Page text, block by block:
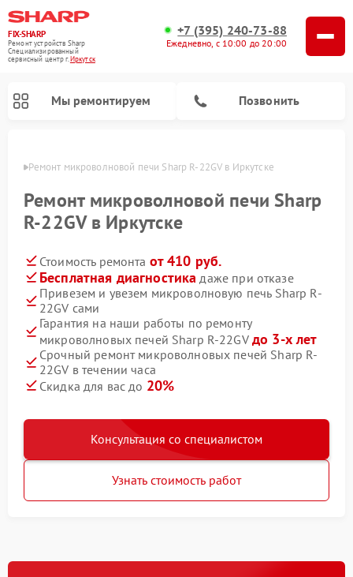
FIX-SHARP
Ремонт устройств Sharp
Специализированный
cервисный центр г.Иркутск
+7 (395) 240-73-88
Ежедневно, с 10:00 до 20:00
Мы ремонтируем Позвонить
Ремонт микроволновой печи Sharp R-22GV в Иркутске
Ремонт микроволновой печи Sharp
R-22GV в Иркутске
Стоимость ремонта от 410 руб.
Бесплатная диагностика даже при отказе
Привезем и увезем микроволновую печь Sharp R-
22GV сами
Гарантия на наши работы по ремонту
микроволновых печей Sharp R-22GV до 3-х лет
Срочный ремонт микроволновых печей Sharp R-
22GV в течении часа
Скидка для вас до 20%
Консультация со специалистом
Узнать стоимость работ